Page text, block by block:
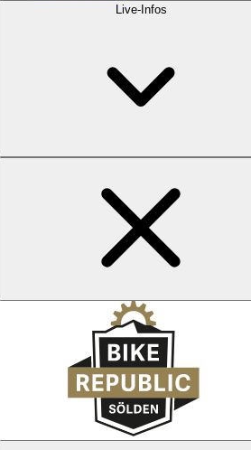
Live-Infos